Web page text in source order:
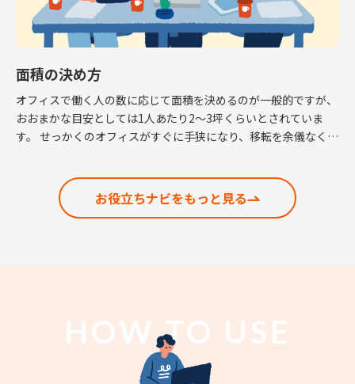
面積の決め方
オフィスで働く人の数に応じて面積を決めるのが一般的ですが、
おおまかな目安としては1人あたり2～3坪くらいとされていま
す。 せっかくのオフィスがすぐに手狭になり、移転を余儀なくさ
お役立ちナビをもっと見る
HOW TO USE